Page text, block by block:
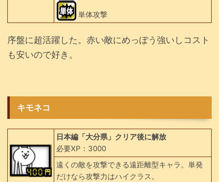
単体攻撃
序盤に超活躍した。赤い敵にめっぽう強いしコスト
も安いので好き。
キモネコ
日本編「大分県」クリア後に解放
必要XP：3000
遠くの敵を攻撃できる遠距離型キャラ。単発
だけなら攻撃力はハイクラス。